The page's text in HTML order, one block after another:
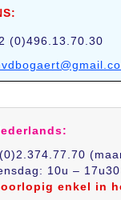
(0)496.13.70.30
10u –
enkel in